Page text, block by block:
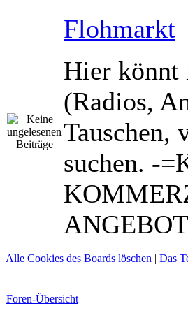
Flohmarkt
Hier könnt
(Radios,
Tauschen,
suchen. -
Alle Cookies des Boards löschen | Das
Foren-Übersicht